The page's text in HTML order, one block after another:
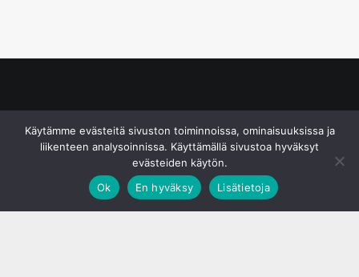
Käytämme evästeitä sivuston toiminnoissa, ominaisuuksissa ja
liikenteen analysoinnissa. Käyttämällä sivustoa hyväksyt
evästeiden käytön.
Ok
En hyväksy Lisätietoja